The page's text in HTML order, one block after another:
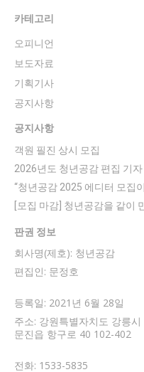
카테고리
오피니언
보도자료
기획기사
공지사항
공지사항
객원 필진 상시 모집
2026년도 청년공감 편집 기자
“청년공감 2025 에디터 모집
[모집 마감] 청년공감을 같이
판권 정보
회사명(제호): 청년공감
편집인: 문정호
등록일: 2021년 6월 28일
주소: 강원특별자치도 강릉시
문진읍 항구로 40 102-402
전화: 1533-5835